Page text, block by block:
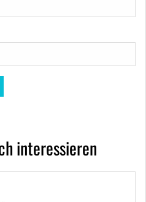
interessieren